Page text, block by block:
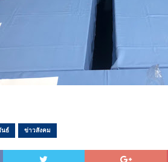
นธ์ ข่าวสังคม